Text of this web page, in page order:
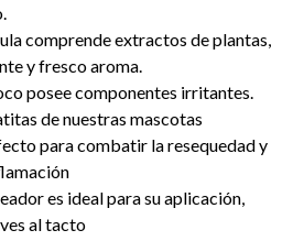
comprende extractos de plantas,
y fresco aroma.
posee componentes irritantes.
de nuestras mascotas
para combatir la resequedad y
es ideal para su aplicación,
al tacto